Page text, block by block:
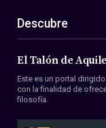
ES
EN
Acerca de nosotros
Miembros
Convenios
Descubre
El Talón de
Este es un portal
con la finalidad de
filosofía.